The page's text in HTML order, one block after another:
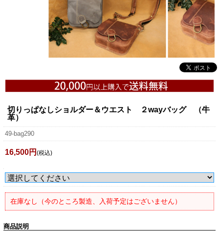
切りっぱなしショルダー＆ウエスト ２wayバッグ （牛
革）
49-bag290
16,500円 (税込)
在庫なし（今のところ製造、入荷予定はございません）
商品説明